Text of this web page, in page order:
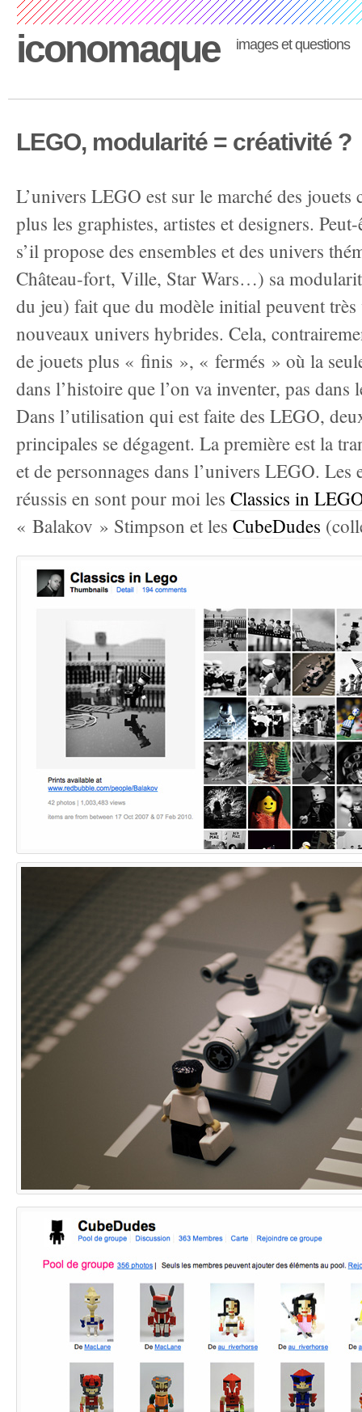
iconomaque images et questions
LEGO, modularité = créativité ?
L’univers LEGO est sur le marché des
plus les graphistes, artistes et designers.
s’il propose des ensembles et des univers
Château-fort, Ville, Star Wars…) sa
du jeu) fait que du modèle initial peuvent très
nouveaux univers hybrides. Cela,
de jouets plus « finis », « fermés » où la
dans l’histoire que l’on va inventer, pas
Dans l’utilisation qui est faite des LEGO,
principales se dégagent. La première est la
et de personnages dans l’univers LEGO. Les
réussis en sont pour moi les Classics in
« Balakov » Stimpson et les CubeDudes